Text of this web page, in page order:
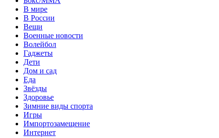
В мире
В России
Вещи
Военные новости
Волейбол
Гаджеты
Дети
Дом и сад
Еда
Звёзды
Здоровье
Зимние виды спорта
Игры
Импортозамещение
Интернет